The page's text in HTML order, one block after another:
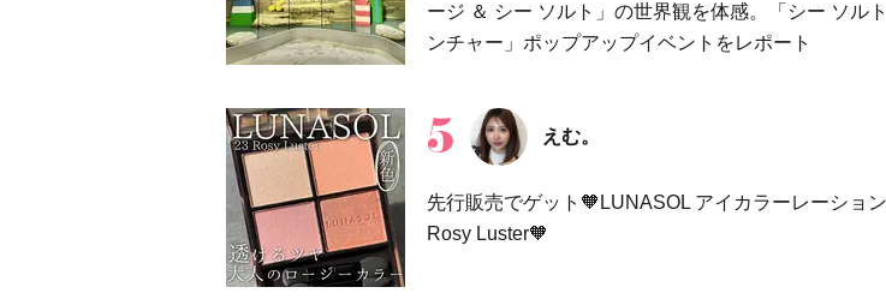
ージ ＆ シー ソルト」の世界観を体感。「シー ソル
ンチャー」ポップアップイベントをレポート
えむ。
先行販売でゲット🧡LUNASOL アイカラーレーショ
Rosy Luster🧡